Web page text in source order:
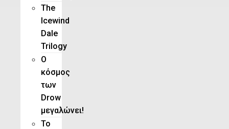
The
Icewind
Dale
Trilogy
O
κόσμος
των
Drow
μεγαλώνει!
To